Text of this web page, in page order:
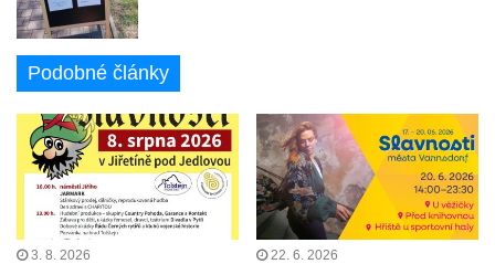
Podobné články
3. 8. 2026 22. 6. 2026